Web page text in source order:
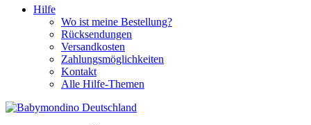
Hilfe
Wo ist meine Bestellung?
Rücksendungen
Versandkosten
Zahlungsmöglichkeiten
Kontakt
Alle Hilfe-Themen